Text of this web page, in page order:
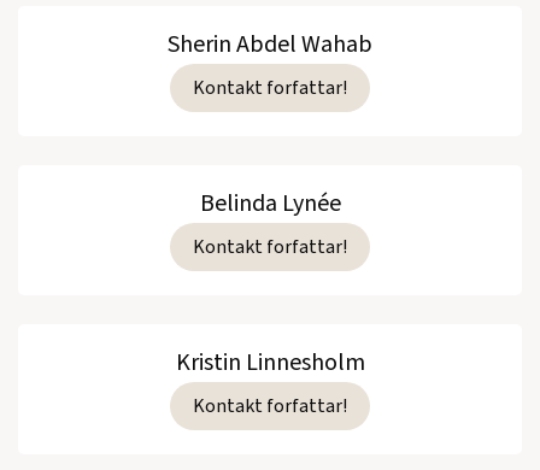
Sherin Abdel Wahab
Kontakt forfattar!
Belinda Lynée
Kontakt forfattar!
Kristin Linnesholm
Kontakt forfattar!